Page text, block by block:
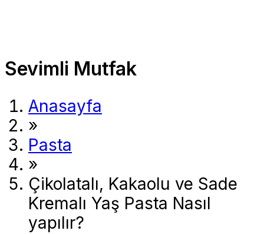
Sevimli Mutfak
Anasayfa
»
Pasta
»
Çikolatalı, Kakaolu ve Sade
Kremalı Yaş Pasta Nasıl
yapılır?